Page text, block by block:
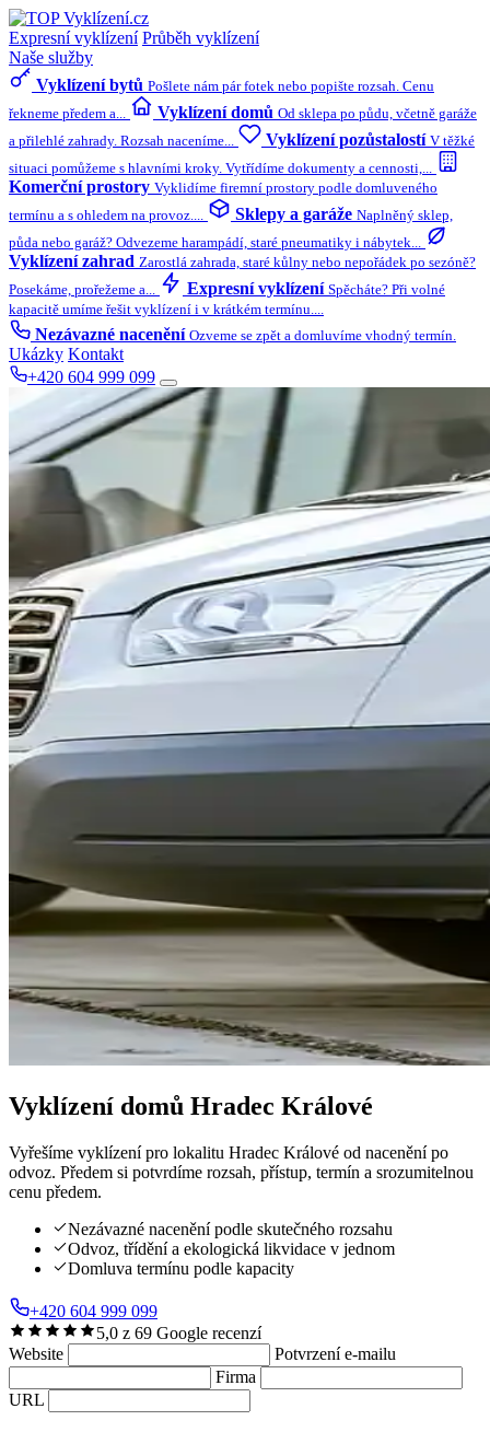
Expresní vyklízení Průběh vyklízení
Naše služby
Vyklízení bytů Pošlete nám pár fotek nebo popište rozsah. Cenu
řekneme předem a...
Vyklízení domů Od sklepa po půdu, včetně garáže
a přilehlé zahrady. Rozsah naceníme...
Vyklízení pozůstalostí V těžké
situaci pomůžeme s hlavními kroky. Vytřídíme dokumenty a cennosti,...
Komerční prostory Vyklidíme firemní prostory podle domluveného
termínu a s ohledem na provoz....
Sklepy a garáže Naplněný sklep,
půda nebo garáž? Odvezeme harampádí, staré pneumatiky i nábytek...
Vyklízení zahrad Zarostlá zahrada, staré kůlny nebo nepořádek po sezóně?
Posekáme, prořežeme a...
Expresní vyklízení Spěcháte? Při volné
kapacitě umíme řešit vyklízení i v krátkém termínu....
Nezávazné nacenění Ozveme se zpět a domluvíme vhodný termín.
Ukázky Kontakt
+420 604 999 099
Vyklízení domů Hradec Králové
Vyřešíme vyklízení pro lokalitu Hradec Králové od nacenění po
odvoz. Předem si potvrdíme rozsah, přístup, termín a srozumitelnou
cenu předem.
Nezávazné nacenění podle skutečného rozsahu
Odvoz, třídění a ekologická likvidace v jednom
Domluva termínu podle kapacity
+420 604 999 099
5,0 z 69 Google recenzí
Website
Potvrzení e-mailu
Firma
URL